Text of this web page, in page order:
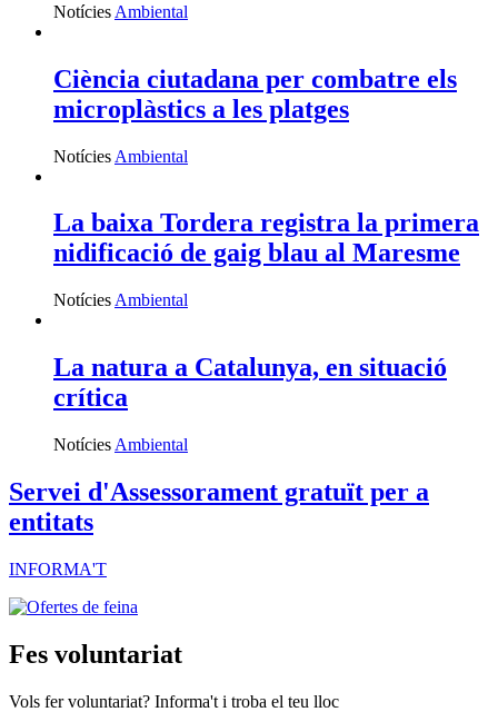
Notícies Ambiental
Ciència ciutadana per combatre els
microplàstics a les platges
Notícies Ambiental
La baixa Tordera registra la primera
nidificació de gaig blau al Maresme
Notícies Ambiental
La natura a Catalunya, en situació
crítica
Notícies Ambiental
Servei d'Assessorament gratuït per a
entitats
INFORMA'T
Fes voluntariat
Vols fer voluntariat? Informa't i troba el teu lloc